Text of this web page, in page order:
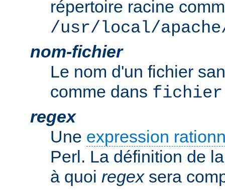
répertoire racine
/usr/local/
nom-fichier
Le nom d'un fichier
comme dans
regex
Une expression
Perl. La définition de
à quoi regexsera